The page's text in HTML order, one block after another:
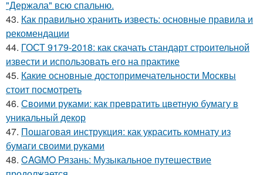
"Держала" всю спальню.
43. Как правильно хранить известь: основные правила и
рекомендации
44. ГОСТ 9179-2018: как скачать стандарт строительной
извести и использовать его на практике
45. Какие основные достопримечательности Москвы
стоит посмотреть
46. Своими руками: как превратить цветную бумагу в
уникальный декор
47. Пошаговая инструкция: как украсить комнату из
бумаги своими руками
48. CAGMO Рязань: Музыкальное путешествие